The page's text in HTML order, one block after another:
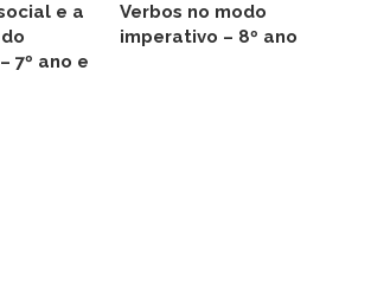
e a
7º ano e
Verbos no modo
imperativo – 8º ano